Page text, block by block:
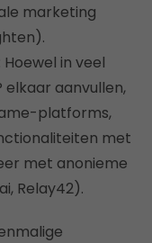
marketing
in veel
elkaar aanvullen,
platforms,
met
met anonieme
Relay42).